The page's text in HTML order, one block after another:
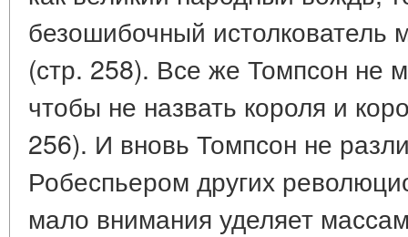
безошибочный истолкователь
(стр. 258). Все же Томпсон не
чтобы не назвать короля и
256). И вновь Томпсон не
Робеспьером других
мало внимания уделяет